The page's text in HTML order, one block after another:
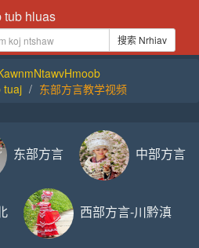
tub hluas
搜索 Nrhiav
tuaj
东部方言教学视频
东部方言 中部方言
西部方言-川黔滇